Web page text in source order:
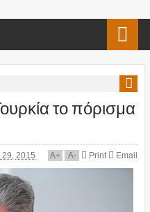
το πόρισμα
29, 2015 A+ A- Print Email